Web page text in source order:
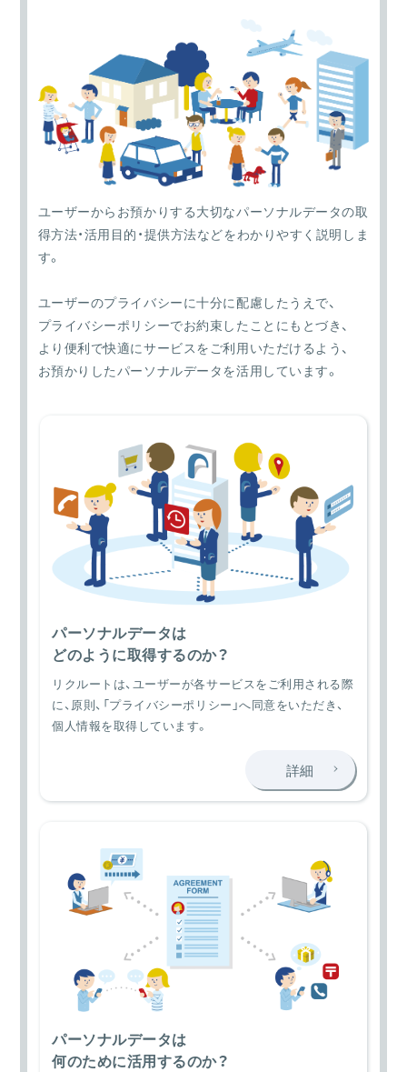
単体では個人を識別できない情報
取得する情報例
・検索履歴
・Cookie
・端末情報 など
ユーザーからお預かりする大切なパーソナルデータの取
得方法・活用目的・提供方法などをわかりやすく説明しま
す。
ユーザーのプライバシーに十分に配慮したうえで、
プライバシーポリシーでお約束したことにもとづき、
より便利で快適にサービスをご利用いただけるよう、
お預かりしたパーソナルデータを活用しています。
パーソナルデータは
どのように取得するのか？
リクルートは、ユーザーが各サービスをご利用される際
に、原則、「プライバシーポリシー」へ同意をいただき、
個人情報を取得しています。
詳細
パーソナルデータは
何のために活用するのか？